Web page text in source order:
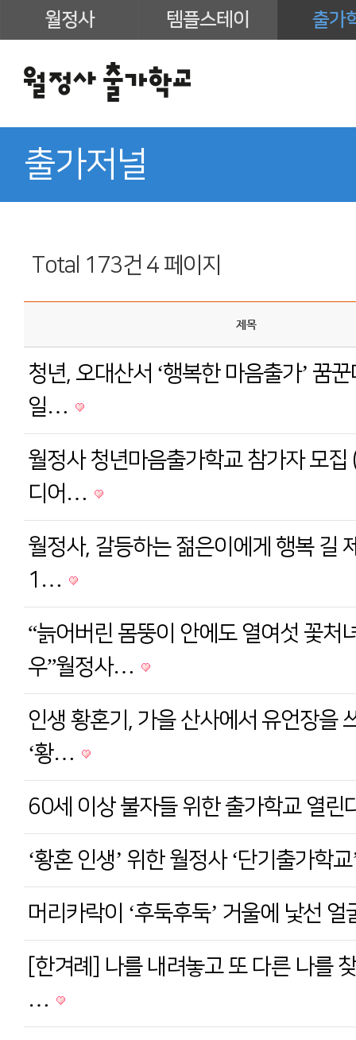
월정사 템플스테이 출가
출가저널
Total 173건 4 페이지
제목
청년, 오대산서 ‘행복한 마음출가’ 꿈
일…
월정사 청년마음출가학교 참가자 모
디어…
월정사, 갈등하는 젊은이에게 행복 길
1…
“늙어버린 몸뚱이 안에도 열여섯 꽃처
우”월정사…
인생 황혼기, 가을 산사에서 유언장을
‘황…
60세 이상 불자들 위한 출가학교 열린
‘황혼 인생’ 위한 월정사 ‘단기출가학
머리카락이 ‘후둑후둑’ 거울에 낯선
[한겨례] 나를 내려놓고 또 다른 나를
…